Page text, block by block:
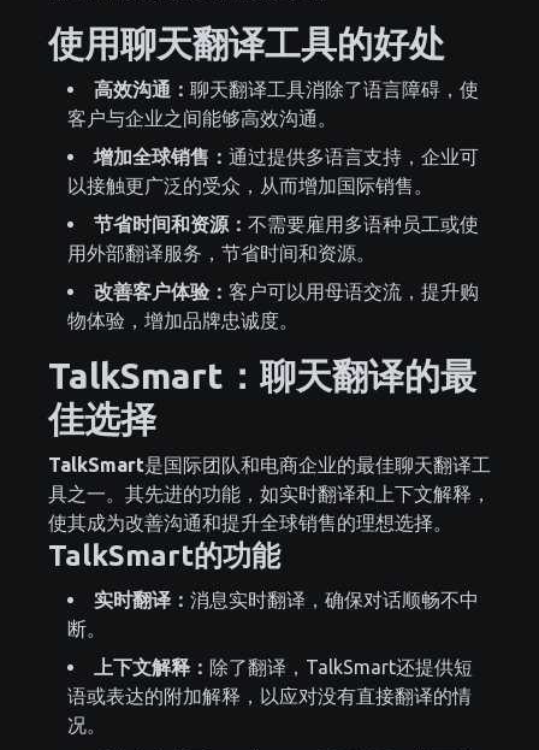
使用聊天翻译工具的好处
高效沟通： 聊天翻译工具消除了语言障碍，使
客户与企业之间能够高效沟通。
增加全球销售： 通过提供多语言支持，企业可
以接触更广泛的受众，从而增加国际销售。
节省时间和资源： 不需要雇用多语种员工或使
用外部翻译服务，节省时间和资源。
改善客户体验： 客户可以用母语交流，提升购
物体验，增加品牌忠诚度。
TalkSmart：聊天翻译的最
佳选择
TalkSmart是国际团队和电商企业的最佳聊天翻译工
具之一。其先进的功能，如实时翻译和上下文解释，
使其成为改善沟通和提升全球销售的理想选择。
TalkSmart的功能
实时翻译： 消息实时翻译，确保对话顺畅不中
断。
上下文解释： 除了翻译，TalkSmart还提供短
语或表达的附加解释，以应对没有直接翻译的情
况。